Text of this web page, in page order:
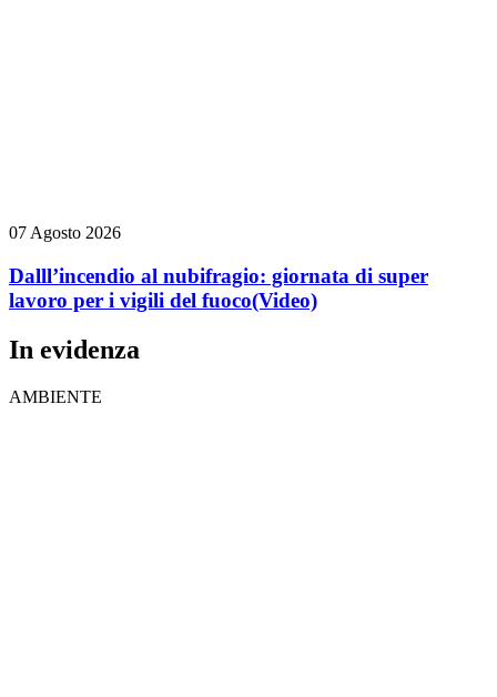
07 Agosto 2026
Dalll’incendio al nubifragio: giornata di super
lavoro per i vigili del fuoco(Video)
In evidenza
AMBIENTE